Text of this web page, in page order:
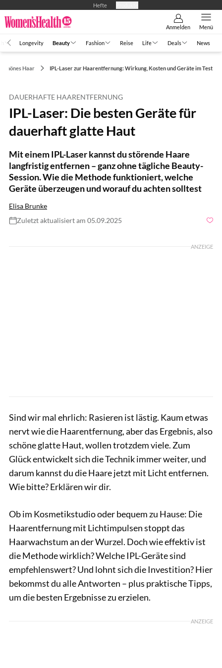
Hefte
Anmelden Menü
Longevity Beauty Fashion Reise Life Deals News
Schönes Haar IPL-Laser zur Haarentfernung: Wirkung, Kosten und Geräte im Test
DAUERHAFTE HAARENTFERNUNG
IPL-Laser: Die besten Geräte für
dauerhaft glatte Haut
Mit einem IPL-Laser kannst du störende Haare
langfristig entfernen – ganz ohne tägliche Beauty-
Session. Wie die Methode funktioniert, welche
Geräte überzeugen und worauf du achten solltest
Elisa Brunke
Zuletzt aktualisiert am 05.09.2025
ANZEIGE
Sind wir mal ehrlich: Rasieren ist lästig. Kaum etwas
nervt wie die Haarentfernung, aber das Ergebnis, also
schöne glatte Haut, wollen trotzdem viele. Zum
Glück entwickelt sich die Technik immer weiter, und
darum kannst du die Haare jetzt mit Licht entfernen.
Wie bitte? Erklären wir dir.
Ob im Kosmetikstudio oder bequem zu Hause: Die
Haarentfernung mit Lichtimpulsen stoppt das
Haarwachstum an der Wurzel. Doch wie effektiv ist
die Methode wirklich? Welche IPL-Geräte sind
empfehlenswert? Und lohnt sich die Investition? Hier
bekommst du alle Antworten – plus praktische Tipps,
um die besten Ergebnisse zu erzielen.
ANZEIGE